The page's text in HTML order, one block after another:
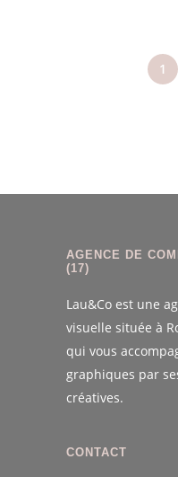
1
AGENCE DE
(17)
Lau&Co est une
visuelle située à
qui vous
graphiques par
créatives.
CONTACT